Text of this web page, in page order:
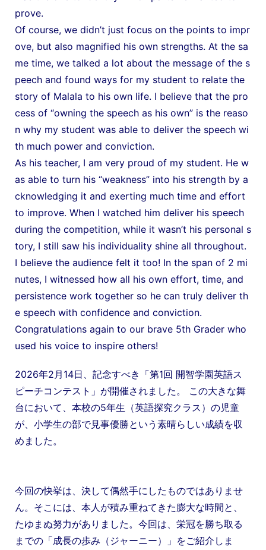
prove.
Of course, we didn’t just focus on the points to impr
ove, but also magnified his own strengths. At the sa
me time, we talked a lot about the message of the s
peech and found ways for my student to relate the
story of Malala to his own life. I believe that the pro
cess of “owning the speech as his own” is the reaso
n why my student was able to deliver the speech wi
th much power and conviction.
As his teacher, I am very proud of my student. He w
as able to turn his “weakness” into his strength by a
cknowledging it and exerting much time and effort
to improve. When I watched him deliver his speech
during the competition, while it wasn’t his personal s
tory, I still saw his individuality shine all throughout.
I believe the audience felt it too! In the span of 2 mi
nutes, I witnessed how all his own effort, time, and
persistence work together so he can truly deliver th
e speech with confidence and conviction.
Congratulations again to our brave 5th Grader who
used his voice to inspire others!
2026年2月14日、記念すべき「第1回 開智学園英語ス
ピーチコンテスト」が開催されました。 この大きな舞
台において、本校の5年生（英語探究クラス）の児童
が、小学生の部で見事優勝という素晴らしい成績を収
めました。
今回の快挙は、決して偶然手にしたものではありませ
ん。そこには、本人が積み重ねてきた膨大な時間と、
たゆまぬ努力がありました。今回は、栄冠を勝ち取る
までの「成長の歩み（ジャーニー）」をご紹介しま